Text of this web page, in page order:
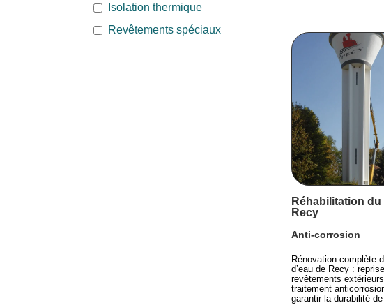
Isolation thermique
Revêtements spéciaux
Réhabilitation
Recy
Anti-corrosion
Rénovation complète
d’eau de Recy :
revêtements
traitement
garantir la durabilité de